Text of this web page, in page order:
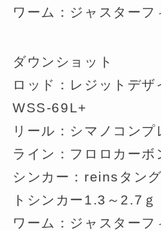
ワーム：ジャスター
ダウンショット
ロッド：レジットデ
WSS-69L+
リール：シマノコン
ライン：フロロカー
シンカー：reinsタン
トシンカー1.3～2.7ｇ
ワーム：ジャスター